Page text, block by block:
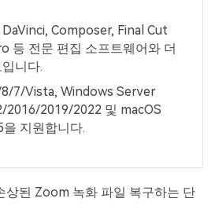
Composer, Final Cut
등 전문 편집 소프트웨어와 더
니다.
7/Vista, Windows Server
2016/2019/2022 및 macOS
지원합니다.
상된 Zoom 녹화 파일 복구하는 단